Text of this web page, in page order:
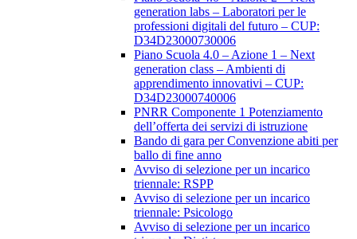
generation labs – Laboratori per le
professioni digitali del futuro – CUP:
D34D23000730006
Piano Scuola 4.0 – Azione 1 – Next
generation class – Ambienti di
apprendimento innovativi – CUP:
D34D23000740006
PNRR Componente 1 Potenziamento
dell’offerta dei servizi di istruzione
Bando di gara per Convenzione abiti per
ballo di fine anno
Avviso di selezione per un incarico
triennale: RSPP
Avviso di selezione per un incarico
triennale: Psicologo
Avviso di selezione per un incarico